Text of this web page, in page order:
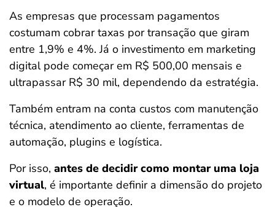
As empresas que processam pagamentos
costumam cobrar taxas por transação que giram
entre 1,9% e 4%. Já o investimento em marketing
digital pode começar em R$ 500,00 mensais e
ultrapassar R$ 30 mil, dependendo da estratégia.
Também entram na conta custos com manutenção
técnica, atendimento ao cliente, ferramentas de
automação, plugins e logística.
Por isso, antes de decidir como montar uma loja
virtual, é importante definir a dimensão do projeto
e o modelo de operação.